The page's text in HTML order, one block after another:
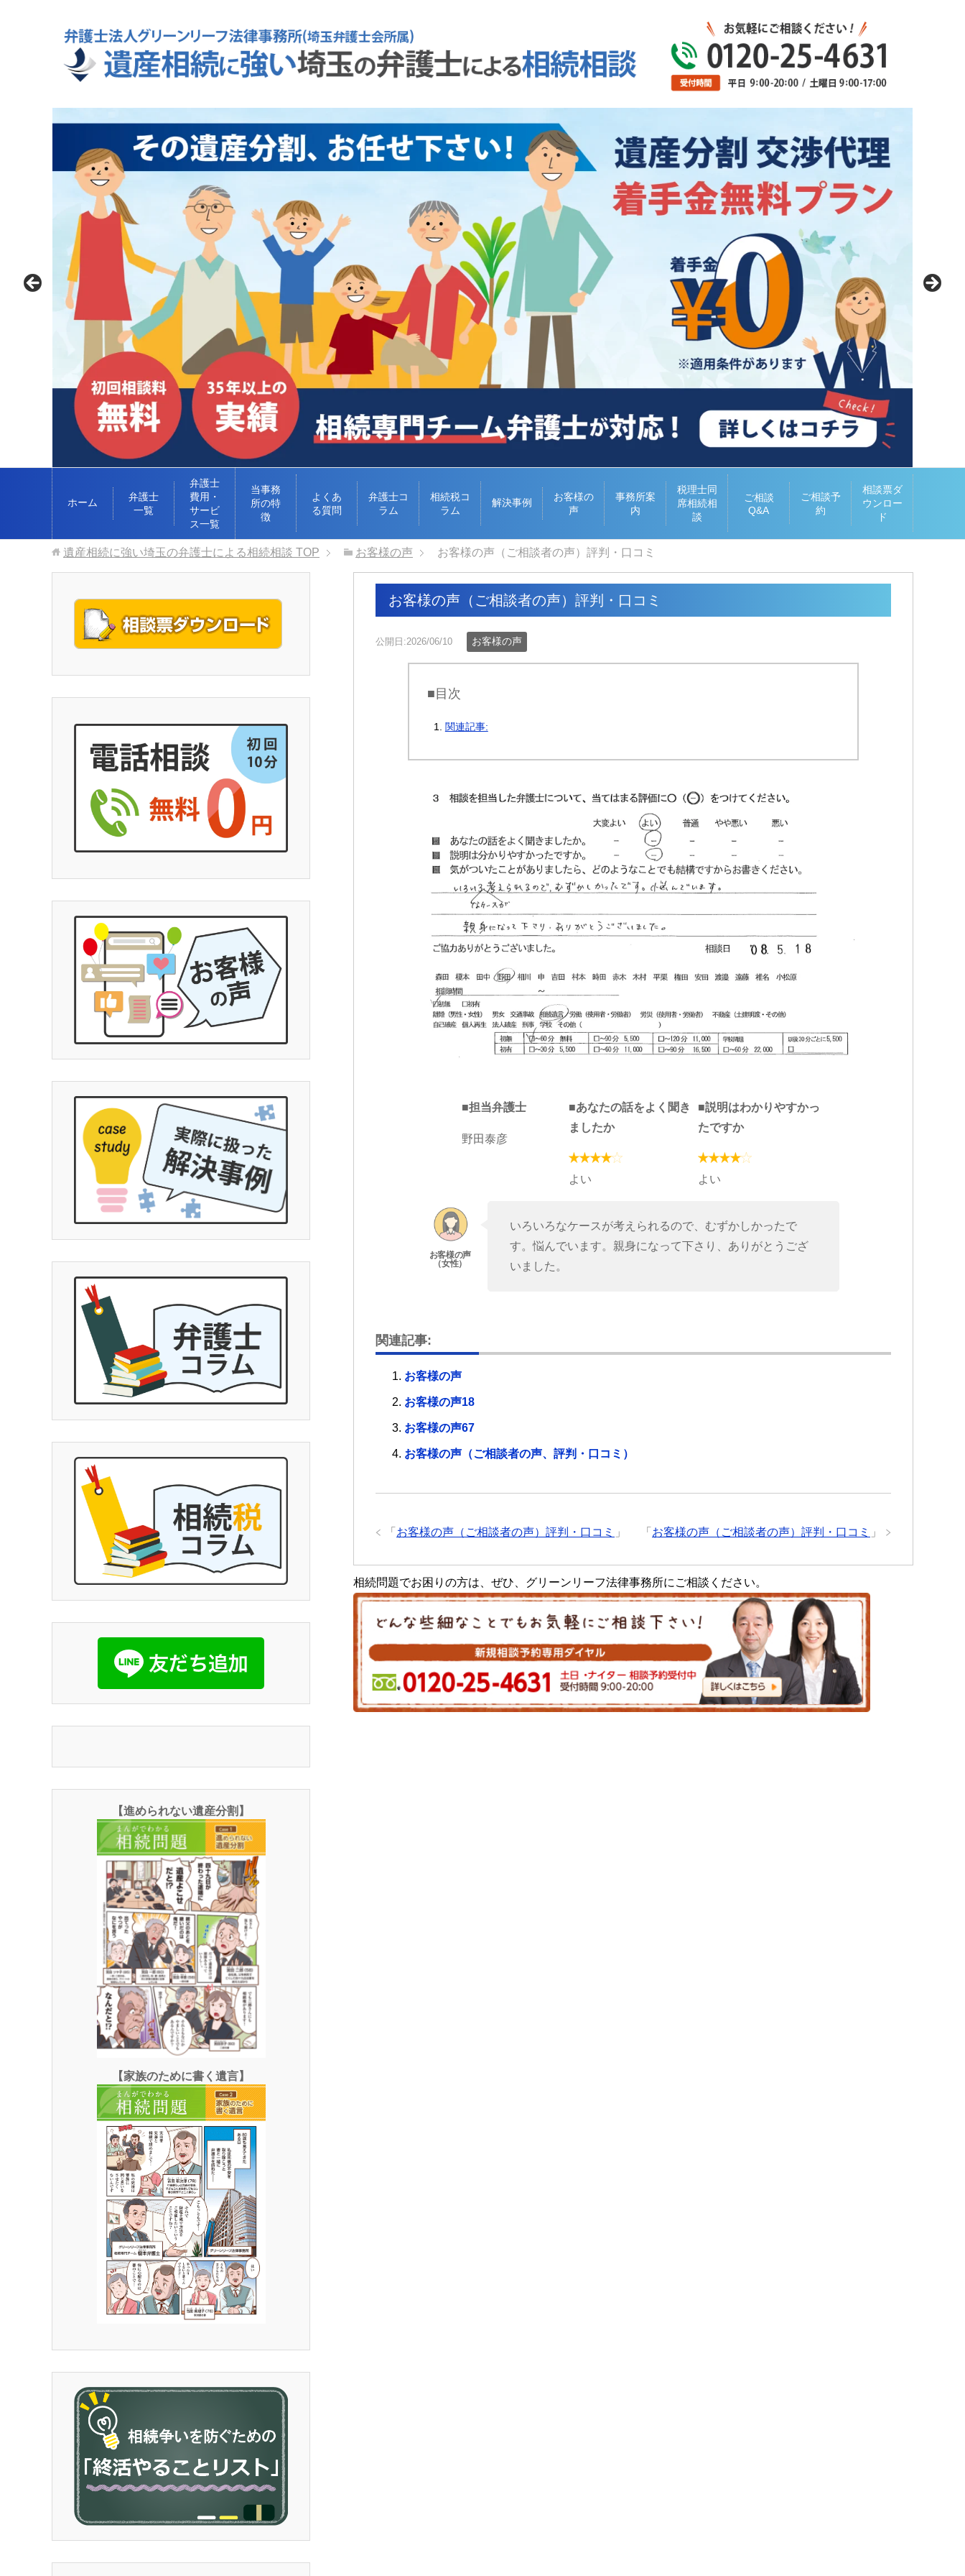
ホーム
弁護士
一覧
弁護士
費用・
サービ
ス一覧
当事務
所の特
徴
よくあ
る質問
弁護士コ
ラム
相続税コ
ラム
解決事例
お客様の
声
事務所案
内
税理士同
席相続相
談
ご相談
Q&A
ご相談予
約
相談票ダ
ウンロー
ド
遺産相続に強い埼玉の弁護士による相続相談 TOP お客様の声 お客様の声（ご相談者の声）評判・口コミ
お客様の声（ご相談者の声）評判・口コミ
公開日:2026/06/10 お客様の声
■目次
関連記事:
■担当弁護士
野田泰彦
■あなたの話をよく聞き
ましたか
よい
■説明はわかりやすかっ
たですか
よい
いろいろなケースが考えられるので、むずかしかったで
す。悩んでいます。親身になって下さり、ありがとうござ
いました。
関連記事:
お客様の声
お客様の声18
お客様の声67
お客様の声（ご相談者の声、評判・口コミ）
「 お客様の声（ご相談者の声）評判・口コミ 」
「 お客様の声（ご相談者の声）評判・口コミ 」
相続問題でお困りの方は、ぜひ、グリーンリーフ法律事務所にご相談ください。
【進められない遺産分割】
【家族のために書く遺言】